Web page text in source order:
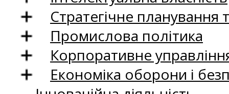
Стратегічне
Промислова політика
Корпоративне
Економіка оборони і